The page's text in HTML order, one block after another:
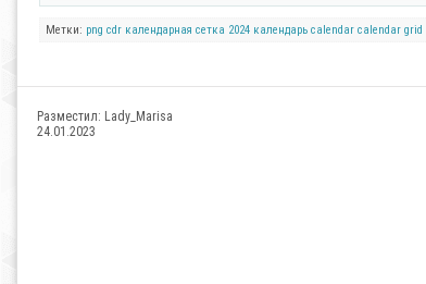
Метки: png cdr календарная сетка 2024 календарь calendar calendar grid
Разместил: Lady_Marisa
24.01.2023